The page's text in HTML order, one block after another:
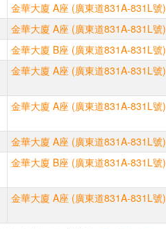
金華大廈 A座 (廣東道831A-831L號)
金華大廈 A座 (廣東道831A-831L號)
金華大廈 B座 (廣東道831A-831L號)
金華大廈 A座 (廣東道831A-831L號)
金華大廈 A座 (廣東道831A-831L號)
金華大廈 A座 (廣東道831A-831L號)
金華大廈 B座 (廣東道831A-831L號)
金華大廈 A座 (廣東道831A-831L號)